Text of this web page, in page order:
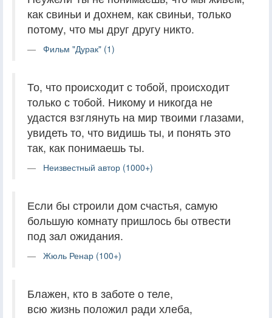
как свиньи и дохнем, как свиньи, только
потому, что мы друг другу никто.
Фильм "Дурак" (1)
То, что происходит с тобой, происходит
только с тобой. Никому и никогда не
удастся взглянуть на мир твоими глазами,
увидеть то, что видишь ты, и понять это
так, как понимаешь ты.
Неизвестный автор (1000+)
Если бы строили дом счастья, самую
большую комнату пришлось бы отвести
под зал ожидания.
Жюль Ренар (100+)
Блажен, кто в заботе о теле,
всю жизнь положил ради хлеба,